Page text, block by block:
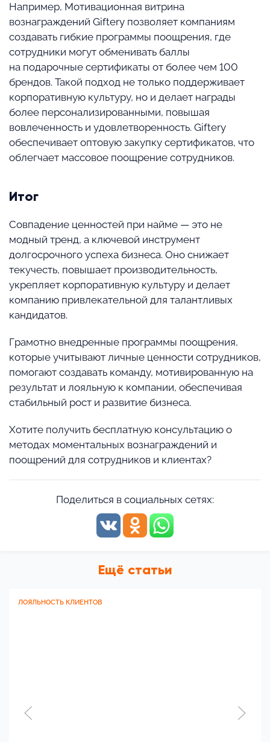
Например, Мотивационная витрина
вознаграждений Giftery позволяет компаниям
создавать гибкие программы поощрения, где
сотрудники могут обменивать баллы
на подарочные сертификаты от более чем 100
брендов. Такой подход не только поддерживает
корпоративную культуру, но и делает награды
более персонализированными, повышая
вовлеченность и удовлетворенность. Giftery
обеспечивает оптовую закупку сертификатов, что
облегчает массовое поощрение сотрудников.
Итог
Совпадение ценностей при найме — это не
модный тренд, а ключевой инструмент
долгосрочного успеха бизнеса. Оно снижает
текучесть, повышает производительность,
укрепляет корпоративную культуру и делает
компанию привлекательной для талантливых
кандидатов.
Грамотно внедренные программы поощрения,
которые учитывают личные ценности сотрудников,
помогают создавать команду, мотивированную на
результат и лояльную к компании, обеспечивая
стабильный рост и развитие бизнеса.
Хотите получить бесплатную консультацию о
методах моментальных вознаграждений и
поощрений для сотрудников и клиентах?
Поделиться в социальных сетях:
Ещё статьи
ЛОЯЛЬНОСТЬ КЛИЕНТОВ